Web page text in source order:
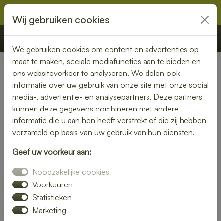
€ 0,00 Offerte Bestellen
Nederland» Borgercompagnie
Lunch laten bezorgen in
Borgercompagnie – gezond,
vers en gemakkelijk
in Borgercompagnie en geniet van verse gerechten op jouw
gewenste locatie. Van kleurrijke salades tot knapperige
broodjes – wij bezorgen jouw lunch vers en op tijd.
Plaats eenvoudig je bestelling online en laat je verrassen
Wij gebruiken cookies
We gebruiken cookies om content en advertenties op
maat te maken, sociale mediafuncties aan te bieden en
ons websiteverkeer te analyseren. We delen ook
informatie over uw gebruik van onze site met onze social
media-, advertentie- en analysepartners. Deze partners
kunnen deze gegevens combineren met andere
informatie die u aan hen heeft verstrekt of die zij hebben
verzameld op basis van uw gebruik van hun diensten.
Geef uw voorkeur aan:
Noodzakelijke cookies
Voorkeuren
Statistieken
Marketing